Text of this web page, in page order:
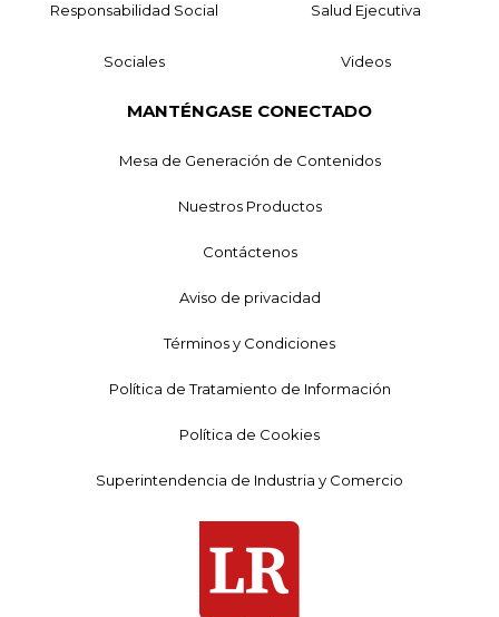
Responsabilidad Social Salud Ejecutiva
Sociales Videos
MANTÉNGASE CONECTADO
Mesa de Generación de Contenidos
Nuestros Productos
Contáctenos
Aviso de privacidad
Términos y Condiciones
Política de Tratamiento de Información
Política de Cookies
Superintendencia de Industria y Comercio